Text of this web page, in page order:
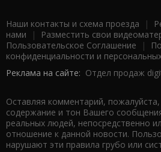
Наши контакты и схема проезда |
нами | Разместить свои
Пользовательское Соглашение |
конфиденциальности и
Реклама на сайте: Отдел продаж
Оставляя комментарий,
содержание и тон Вашего
реальных людей, непосредственно
отношение к данной новости.
нарушают эти правила грубо или